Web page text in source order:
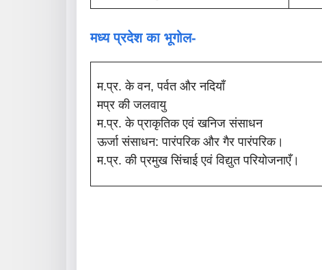
मध्य प्रदेश का भूगोल-
म.प्र. के वन, पर्वत और नदियाँ
मप्र की जलवायु
म.प्र. के प्राकृतिक एवं खनिज संसाधन
ऊर्जा संसाधन: पारंपरिक और गैर पारंपरिक।
म.प्र. की प्रमुख सिंचाई एवं विद्युत परियोजनाएँ।